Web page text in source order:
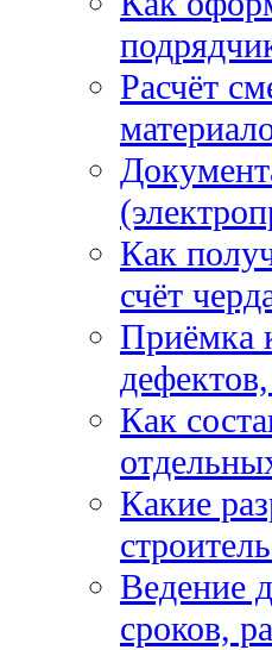
Расчёт
Как
счёт
Приёмка
Как
Какие
Ведение
сроков,